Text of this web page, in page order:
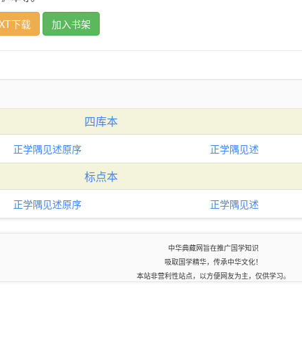
下载 加入书架
四库本
正学隅见述原序 正学隅见述
标点本
正学隅见述原序 正学隅见述
中华典藏网旨在推广国学知识
吸取国学精华，传承中华文化！
本站非营利性站点，以方便网友为主，仅供学习。